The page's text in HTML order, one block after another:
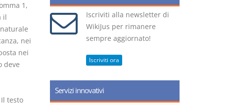
1,
il
nei
nei
deve
testo
Iscriviti alla newsletter di
WikiJus per rimanere
sempre aggiornato!
Iscriviti ora
Servizi innovativi